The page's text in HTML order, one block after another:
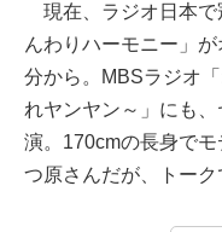
現在、ラジオ日本で
んわりハーモニー」
分から。MBSラジオ
れヤンヤン～」にも
演。170cmの長身で
つ原さんだが、トーク